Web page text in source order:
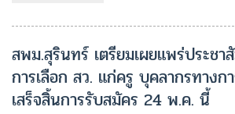
สพม.สุรินทร์ เตรียมเผยแพร่ประช
การเลือก สว. แก่ครู บุคลากรทางก
เสร็จสิ้นการรับสมัคร 24 พ.ค. นี้